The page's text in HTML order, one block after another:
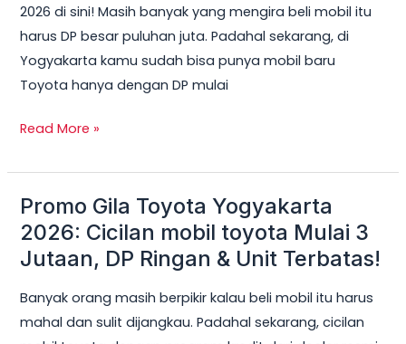
2026 di sini! Masih banyak yang mengira beli mobil itu
harus DP besar puluhan juta. Padahal sekarang, di
Yogyakarta kamu sudah bisa punya mobil baru
Toyota hanya dengan DP mulai
di
Jogja?
Ini
Daftar
+
2026!
Read More »
Promo Gila Toyota Yogyakarta
2026: Cicilan mobil toyota Mulai 3
Jutaan, DP Ringan & Unit Terbatas!
Banyak orang masih berpikir kalau beli mobil itu harus
mahal dan sulit dijangkau. Padahal sekarang, cicilan
Promo
Gila
Toyota
2026:
Cicilan